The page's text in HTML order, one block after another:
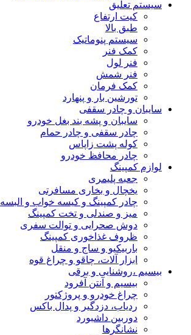
سیستم تعلیق
کیت ارتفاع
طبق بالا
سیستم پنوماتیک
کمک فنر
فنر لول
فنر شمش
کمک فرمان
تورشین بار و پنهارد
سایبان و چادر سقفی
سایبان و پشه بند بغل خودرو
چادر سقفی و چادر حمام
کوله پشت زاپاس
چادر محافظ خودرو
لوازم کمپینگ
جعبه پلیمری
یخچال و بخاری مسافرتی
چادر کمپینگ و کیسه خواب و البسه
میز و صندلی و تخت کمپینگ
دوش صحرایی و توالت سفری
ظروف غذاخوری کمپینگ
باربیکیو و ساج و منقل
ابزار آلات، چاقو و چراغ قوه
بیسیم ،روشنایی و برقی
بیسیم و آنتن آفرود
چراغ خودرو و پروژکتور
ردیاب، دزدگیر و پدال باکس
دوربین داشبورد
نشانگرها